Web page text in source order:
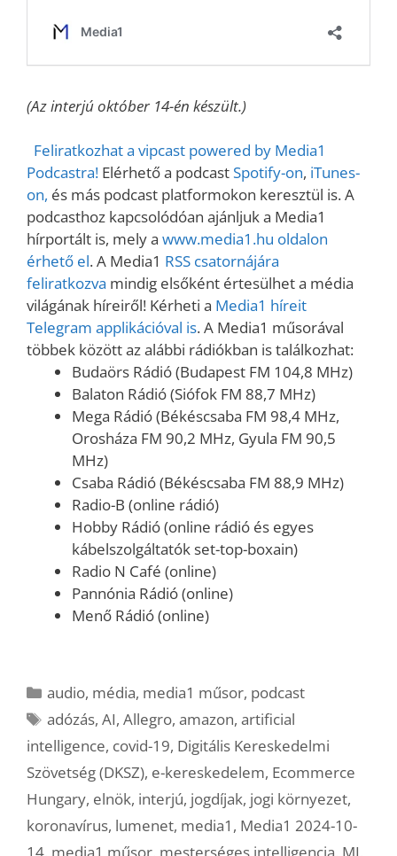
(Az interjú október 14-én készült.)
Feliratkozhat a vipcast powered by Media1
Podcastra! Elérhető a podcastSpotify-on, iTunes-
on, és más podcast platformokon keresztül is. A
podcasthoz kapcsolódóan ajánljuk a Media1
hírportált is, mely a www.media1.hu oldalon
érhető el. A Media1 RSS csatornájára
feliratkozva mindig elsőként értesülhet a média
világának híreiről! Kérheti a Media1 híreit
Telegram applikációval is. A Media1 műsorával
többek között az alábbi rádiókban is találkozhat:
Budaörs Rádió (Budapest FM 104,8 MHz)
Balaton Rádió (Siófok FM 88,7 MHz)
Mega Rádió (Békéscsaba FM 98,4 MHz,
Orosháza FM 90,2 MHz, Gyula FM 90,5
MHz)
Csaba Rádió (Békéscsaba FM 88,9 MHz)
Radio-B (online rádió)
Hobby Rádió (online rádió és egyes
kábelszolgáltatók set-top-boxain)
Radio N Café (online)
Pannónia Rádió (online)
Menő Rádió (online)
Kategória
audio, média, media1 műsor, podcast
Címkék
adózás,AI,Allegro,amazon,artificial
intelligence, covid-19, Digitális Kereskedelmi
Szövetség (DKSZ), e-kereskedelem, Ecommerce
Hungary, elnök, interjú, jogdíjak, jogi környezet,
koronavírus, lumenet, media1 , Media1 2024-10-
14, media1 műsor, mesterséges intelligencia, MI,